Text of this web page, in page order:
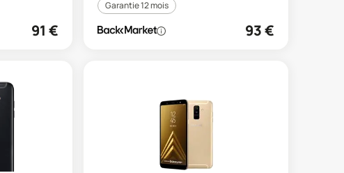
91 €
Garantie 12 mois
93€